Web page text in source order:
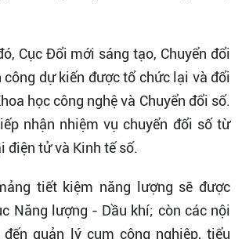
Cục Đổi mới sáng tạo, Chuyển đổi
công dự kiến được tổ chức lại và đổi
học công nghệ và Chuyển đổi số.
nhận nhiệm vụ chuyển đổi số từ
điện tử và Kinh tế số.
tiết kiệm năng lượng sẽ được
Năng lượng - Dầu khí; còn các nội
quản lý cụm công nghiệp, tiểu